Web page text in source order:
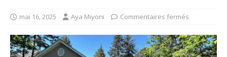
mai 16, 2025 Aya Miyoni Commentaires fermés